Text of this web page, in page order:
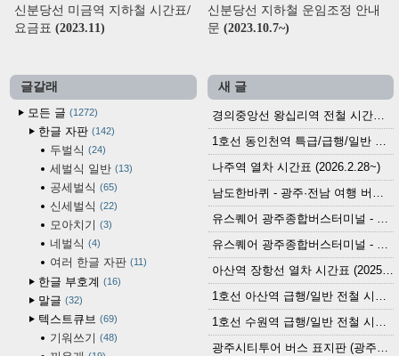
신분당선 미금역 지하철 시간표/
요금표 (2023.11)
신분당선 지하철 운임조정 안내
문 (2023.10.7~)
글갈래
모든 글
1272
한글 자판 142
두벌식 24
세벌식 일반 13
공세벌식 65
신세벌식 22
모아치기 3
네벌식 4
여러 한글 자판 11
한글 부호계 16
말글 32
텍스트큐브 69
기워쓰기 48
새 글
경의중앙선 왕십리역 전철 시간표 (2026.4.20~)
1호선 동인천역 특급/급행/일반 전철 시간표 (2026.2.28~)
나주역 열차 시간표 (2026.2.28~)
남도한바퀴 - 광주·전남 여행 버스 노선 (2026.3.1~5.31)
유스퀘어 광주종합버스터미널 - 곡성,순천／화순,보성,율포 방면 시외버스 시간표 (2026.1.31)
유스퀘어 광주종합버스터미널 - 담양, 순창, 남원, 무주, 장수, 거창, 대구 방면 시외버스 시간표 (2026...
아산역 장항선 열차 시간표 (2025.12.30 기준) (무궁화호, ITX-마음, 새마을호, 서해금빛열차)
1호선 아산역 급행/일반 전철 시간표 (2025.12.30~)
1호선 수원역 급행/일반 전철 시간표 (2025.12.30~)
광주시티투어 버스 표지판 (광주역 정류장) (2024?)